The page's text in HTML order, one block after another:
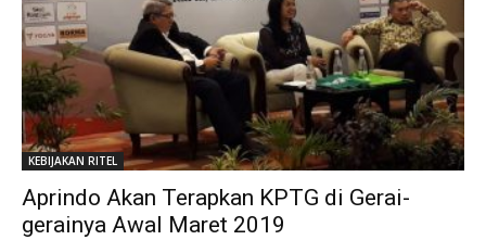
KEBIJAKAN RITEL
Aprindo Akan Terapkan KPTG di Gerai-
gerainya Awal Maret 2019